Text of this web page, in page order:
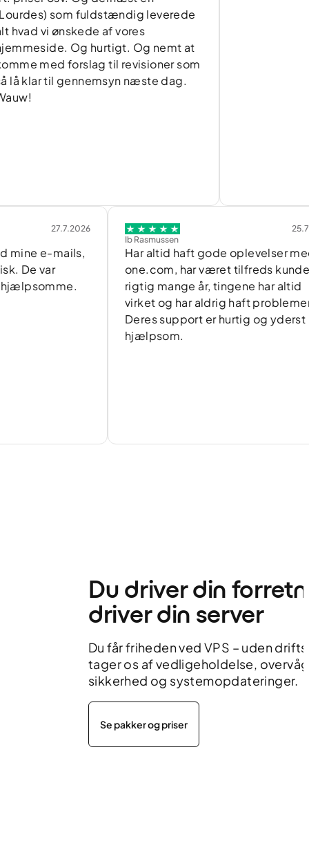
som fuldstændig leverede
ønskede af vores
Og hurtigt. Og nemt at
forslag til revisioner som
til gennemsyn næste dag.
mails,
Ib Rasmussen
Har altid haft gode oplevelser med
one.com, har været tilfreds kunde i
rigtig mange år, tingene har altid
virket og har aldrig haft problemer.
Deres support er hurtig og yderst
hjælpsom.
Du driver din
driver din server
Du får friheden ved VPS – uden
tager os af vedligeholdelse,
sikkerhed og systemopdateringer.
Se pakker og priser